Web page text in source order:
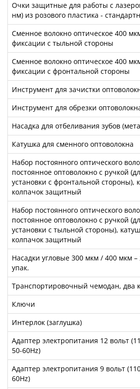
Очки защитные для работы с
нм) из розового пластика -
Сменное волокно оптическое 400
фиксации с тыльной стороны
Сменное волокно оптическое 400
фиксации с фронтальной стороны
Инструмент для зачистки
Инструмент для обрезки
Насадка для отбеливания зубов
Катушка для сменного оптоволокна
Набор постоянного оптического
постоянное оптоволокно с ручкой
установки с фронтальной стороны),
колпачок защитный
Набор постоянного оптического
постоянное оптоволокно с ручкой
установки с тыльной стороны),
колпачок защитный
Насадки угловые 300 мкм / 400 мкм
упак.
Транспортировочный чемодан, два
Ключи
Интерлок (заглушка)
Адаптер электропитания 12 вольт
50-60Hz)
Адаптер электропитания 9 вольт
60Hz)